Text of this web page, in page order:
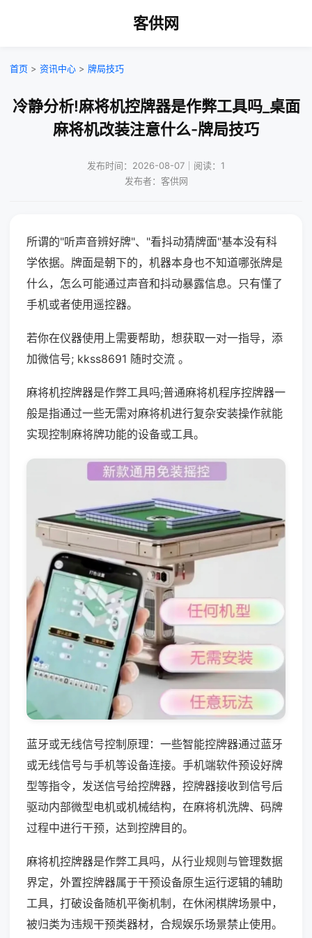
客供网
首页 > 资讯中心 > 牌局技巧
冷静分析!麻将机控牌器是作弊工具吗_桌面
麻将机改装注意什么-牌局技巧
发布时间：2026-08-07｜阅读：1
发布者：客供网
所谓的"听声音辨好牌"、"看抖动猜牌面"基本没有科
学依据。牌面是朝下的，机器本身也不知道哪张牌是
什么，怎么可能通过声音和抖动暴露信息。只有懂了
手机或者使用遥控器。
若你在仪器使用上需要帮助，想获取一对一指导，添
加微信号; kkss8691 随时交流 。
麻将机控牌器是作弊工具吗;普通麻将机程序控牌器一
般是指通过一些无需对麻将机进行复杂安装操作就能
实现控制麻将牌功能的设备或工具。
蓝牙或无线信号控制原理：一些智能控牌器通过蓝牙
或无线信号与手机等设备连接。手机端软件预设好牌
型等指令，发送信号给控牌器，控牌器接收到信号后
驱动内部微型电机或机械结构，在麻将机洗牌、码牌
过程中进行干预，达到控牌目的。
麻将机控牌器是作弊工具吗，从行业规则与管理数据
界定，外置控牌器属于干预设备原生运行逻辑的辅助
工具，打破设备随机平衡机制，在休闲棋牌场景中，
被归类为违规干预类器材，合规娱乐场景禁止使用。